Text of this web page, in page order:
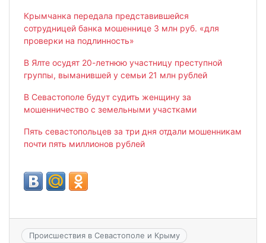
Крымчанка передала представившейся
сотрудницей банка мошеннице 3 млн руб. «для
проверки на подлинность»
В Ялте осудят 20-летнюю участницу преступной
группы, выманившей у семьи 21 млн рублей
В Севастополе будут судить женщину за
мошенничество с земельными участками
Пять севастопольцев за три дня отдали мошенникам
почти пять миллионов рублей
Происшествия в Севастополе и Крыму